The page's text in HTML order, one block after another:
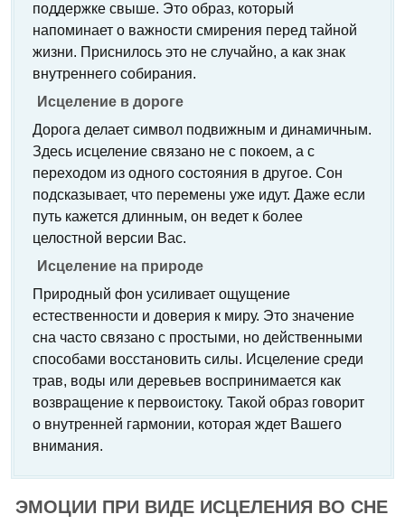
поддержке свыше. Это образ, который
напоминает о важности смирения перед тайной
жизни. Приснилось это не случайно, а как знак
внутреннего собирания.
Исцеление в дороге
Дорога делает символ подвижным и динамичным.
Здесь исцеление связано не с покоем, а с
переходом из одного состояния в другое. Сон
подсказывает, что перемены уже идут. Даже если
путь кажется длинным, он ведет к более
целостной версии Вас.
Исцеление на природе
Природный фон усиливает ощущение
естественности и доверия к миру. Это значение
сна часто связано с простыми, но действенными
способами восстановить силы. Исцеление среди
трав, воды или деревьев воспринимается как
возвращение к первоистоку. Такой образ говорит
о внутренней гармонии, которая ждет Вашего
внимания.
ЭМОЦИИ ПРИ ВИДЕ ИСЦЕЛЕНИЯ ВО СНЕ